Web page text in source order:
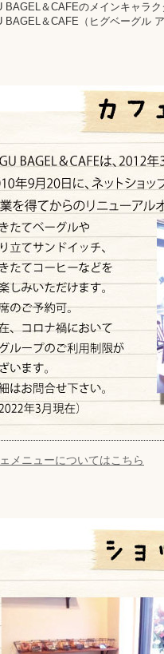
BAGEL＆CAFEのメインキャラク
BAGEL＆CAFE（ヒグベーグル
メニューについてはこちら